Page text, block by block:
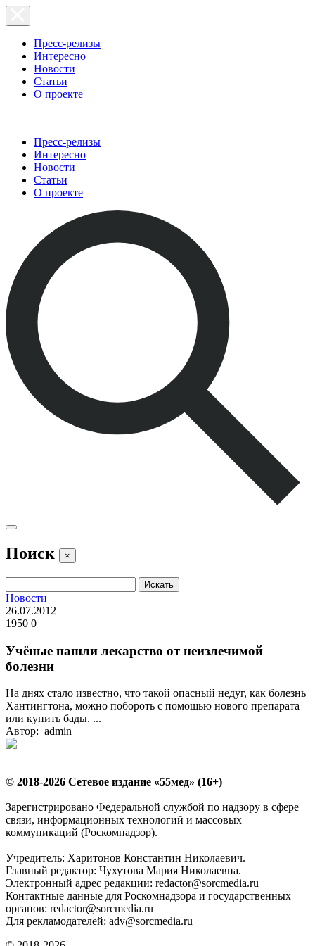
Пресс-релизы
Интересно
Новости
Статьи
О проекте
Пресс-релизы
Интересно
Новости
Статьи
О проекте
Поиск ×
Новости
26.07.2012
1950 0
Учёные нашли лекарство от неизлечимой
болезни
На днях стало известно, что такой опасный недуг, как болезнь
Хантингтона, можно побороть с помощью нового препарата
или купить бады. ...
Автор: admin
© 2018-2026 Сетевое издание «55мед» (16+)
Зарегистрировано Федеральной службой по надзору в сфере
связи, информационных технологий и массовых
коммуникаций (Роскомнадзор).
Учредитель: Харитонов Константин Николаевич.
Главный редактор: Чухутова Мария Николаевна.
Электронный адрес редакции: redactor@sorcmedia.ru
Контактные данные для Роскомнадзора и государственных
органов: redactor@sorcmedia.ru
Для рекламодателей: adv@sorcmedia.ru